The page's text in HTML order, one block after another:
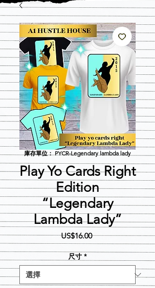
庫存單位： PYCR-Legendary lambda lady
Play Yo Cards Right
Edition
“Legendary
Lambda Lady”
US$16.00價
格
尺寸 *